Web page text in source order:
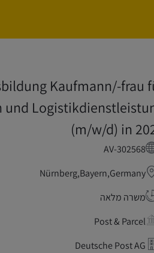
Kaufmann/-frau
und
(m/w/d) in
AV-302568
Nürnberg,Bayern,Germany
משרה מלאה
Post & Parcel
Deutsche Post AG